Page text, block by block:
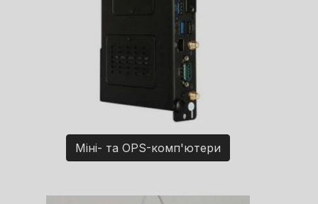
Міні- та OPS-комп'ютери